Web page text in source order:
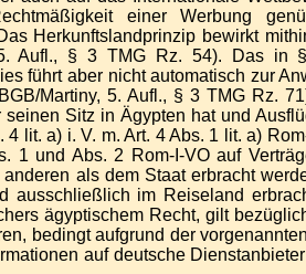
einer Werbung
Herkunftslandprinzip bewirkt
Aufl., § 3 TMG Rz. 54). Das
führt aber nicht automatisch zur
Martiny, 5. Aufl., § 3 TMG Rz.
Sitz in Ägypten hat und
lit. a) i. V. m. Art. 4 Abs. 1 lit. a)
1 und Abs. 2 Rom-I-VO auf
als dem Staat erbracht
ausschließlich im Reiseland
ägyptischem Recht, gilt
bedingt aufgrund der
auf deutsche